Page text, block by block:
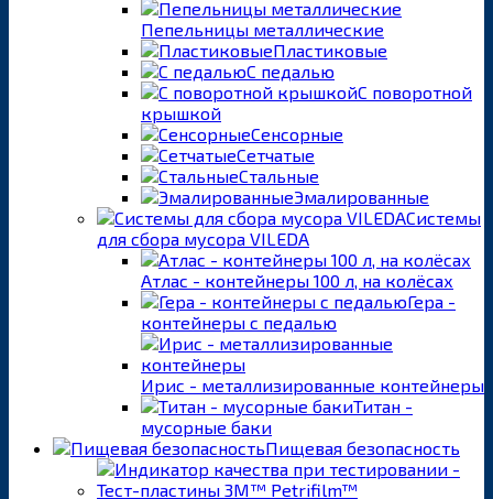
Пепельницы металлические
Пластиковые
С педалью
С поворотной
крышкой
Сенсорные
Сетчатые
Стальные
Эмалированные
Системы
для сбора мусора VILEDA
Атлас - контейнеры 100 л, на колёсах
Гера -
контейнеры с педалью
Ирис - металлизированные контейнеры
Титан -
мусорные баки
Пищевая безопасность